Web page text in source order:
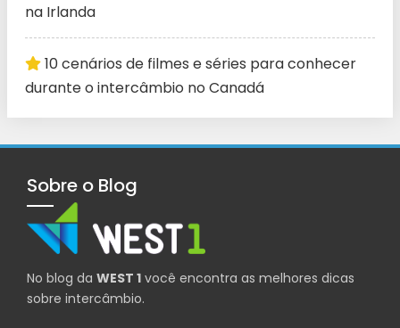
na Irlanda
10 cenários de filmes e séries para conhecer
durante o intercâmbio no Canadá
Sobre o Blog
No blog da WEST 1 você encontra as melhores dicas
sobre intercâmbio.